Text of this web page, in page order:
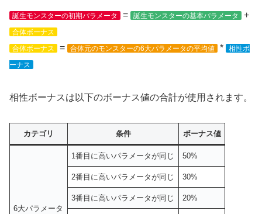
誕生モンスターの初期パラメータ = 誕生モンスターの基本パラメータ +
合体ボーナス
合体ボーナス
= 合体元のモンスターの6大パラメータの平均値 *
相性ボ
ーナス
相性ボーナスは以下のボーナス値の合計が使用されます。
カテゴリ 条件 ボーナス値
6大パラメータ
1番目に高いパラメータが同じ 50%
2番目に高いパラメータが同じ 30%
3番目に高いパラメータが同じ 20%